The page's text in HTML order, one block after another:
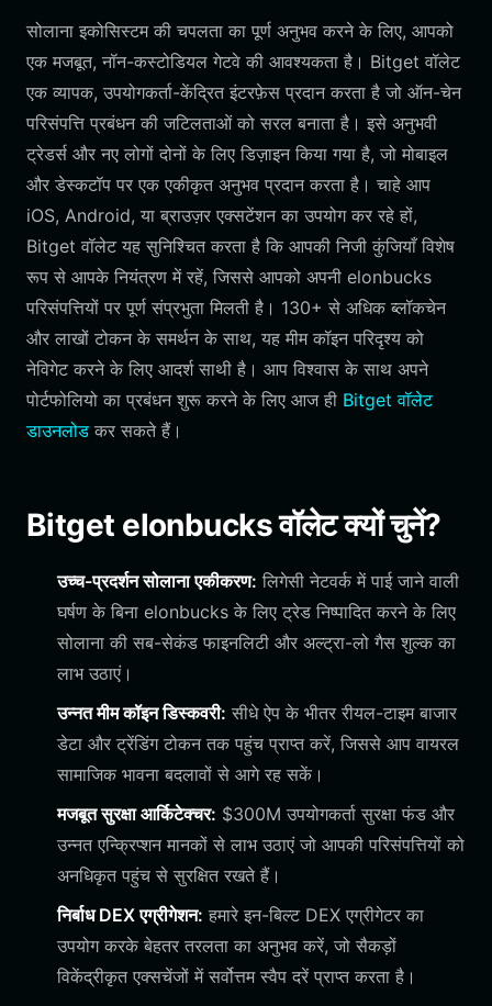
सोलाना इकोसिस्टम की चपलता का पूर्ण अनुभव करने के लिए, आपको
एक मजबूत, नॉन-कस्टोडियल गेटवे की आवश्यकता है। Bitget वॉलेट
एक व्यापक, उपयोगकर्ता-केंद्रित इंटरफ़ेस प्रदान करता है जो ऑन-चेन
परिसंपत्ति प्रबंधन की जटिलताओं को सरल बनाता है। इसे अनुभवी
ट्रेडर्स और नए लोगों दोनों के लिए डिज़ाइन किया गया है, जो मोबाइल
और डेस्कटॉप पर एक एकीकृत अनुभव प्रदान करता है। चाहे आप
iOS, Android, या ब्राउज़र एक्सटेंशन का उपयोग कर रहे हों,
Bitget वॉलेट यह सुनिश्चित करता है कि आपकी निजी कुंजियाँ विशेष
रूप से आपके नियंत्रण में रहें, जिससे आपको अपनी elonbucks
परिसंपत्तियों पर पूर्ण संप्रभुता मिलती है। 130+ से अधिक ब्लॉकचेन
और लाखों टोकन के समर्थन के साथ, यह मीम कॉइन परिदृश्य को
नेविगेट करने के लिए आदर्श साथी है। आप विश्वास के साथ अपने
पोर्टफोलियो का प्रबंधन शुरू करने के लिए आज ही Bitget वॉलेट
डाउनलोड कर सकते हैं।
Bitget elonbucks वॉलेट क्यों चुनें?
उच्च-प्रदर्शन सोलाना एकीकरण: लिगेसी नेटवर्क में पाई जाने वाली
घर्षण के बिना elonbucks के लिए ट्रेड निष्पादित करने के लिए
सोलाना की सब-सेकंड फाइनलिटी और अल्ट्रा-लो गैस शुल्क का
लाभ उठाएं।
उन्नत मीम कॉइन डिस्कवरी: सीधे ऐप के भीतर रीयल-टाइम बाजार
डेटा और ट्रेंडिंग टोकन तक पहुंच प्राप्त करें, जिससे आप वायरल
सामाजिक भावना बदलावों से आगे रह सकें।
मजबूत सुरक्षा आर्किटेक्चर: $300M उपयोगकर्ता सुरक्षा फंड और
उन्नत एन्क्रिप्शन मानकों से लाभ उठाएं जो आपकी परिसंपत्तियों को
अनधिकृत पहुंच से सुरक्षित रखते हैं।
निर्बाध DEX एग्रीगेशन: हमारे इन-बिल्ट DEX एग्रीगेटर का
उपयोग करके बेहतर तरलता का अनुभव करें, जो सैकड़ों
विकेंद्रीकृत एक्सचेंजों में सर्वोत्तम स्वैप दरें प्राप्त करता है।